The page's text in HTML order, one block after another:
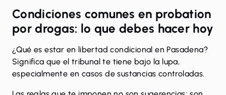
Condiciones comunes en probation
por drogas: lo que debes hacer hoy
¿Qué es estar en libertad condicional en Pasadena?
Significa que el tribunal te tiene bajo la lupa,
especialmente en casos de sustancias controladas.